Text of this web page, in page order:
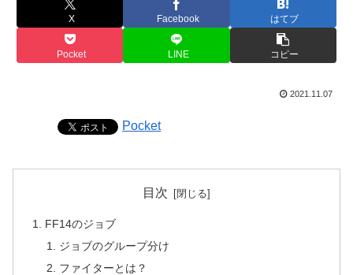
X Facebook はてブ
Pocket LINE コピー
2021.11.07
Pocket
目次
FF14のジョブ
ジョブのグループ分け
ファイターとは？